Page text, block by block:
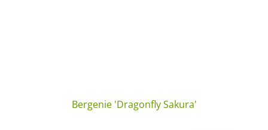
Bergenie 'Dragonfly Sakura'